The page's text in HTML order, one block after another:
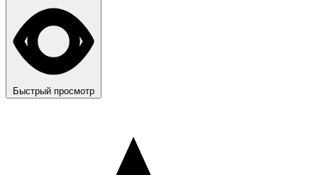
Быстрый просмотр